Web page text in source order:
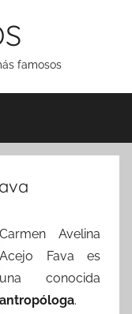
famosos
Carmen Avelina
Acejo Fava es
una conocida
antropóloga.